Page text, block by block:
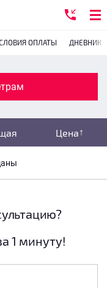
ОПЛАТЫ ДНЕВНИК
Цена
не указана
все этажи
1 минуту!